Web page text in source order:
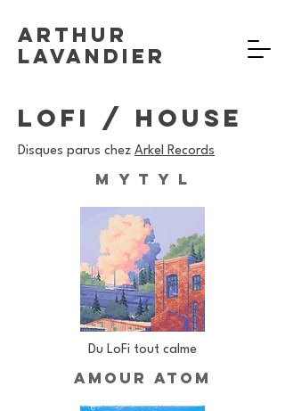
Arthur
Lavandier
LOFI / HOUSE
Disques parus chez Arkel Records
M Y T Y L
Du LoFi tout calme
AMOUR ATOM